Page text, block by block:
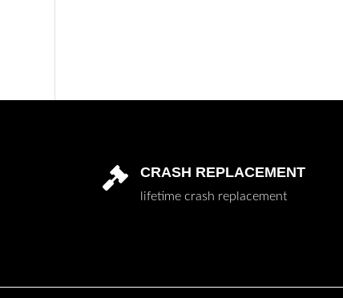
 CRASH REPLACEMENT
lifetime crash replacement